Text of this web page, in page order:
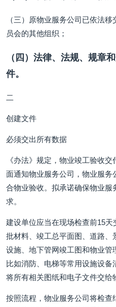
（三）原物业服务公司已依法
员会的其他组织；
（四）法律、法规、规章
件。
二
创建文件
必须交出所有数据
《办法》规定，物业竣工验收
面通知物业服务公司，物业服
合物业验收。拟承诺确保物业
求。
建设单位应当在现场检查前15
批材料、竣工总平面图、道路
设施、地下管网竣工图和物业管
比如消防、电梯等常用设施设
将所有相关图纸和电子文件交给
按照流程，物业服务公司将检